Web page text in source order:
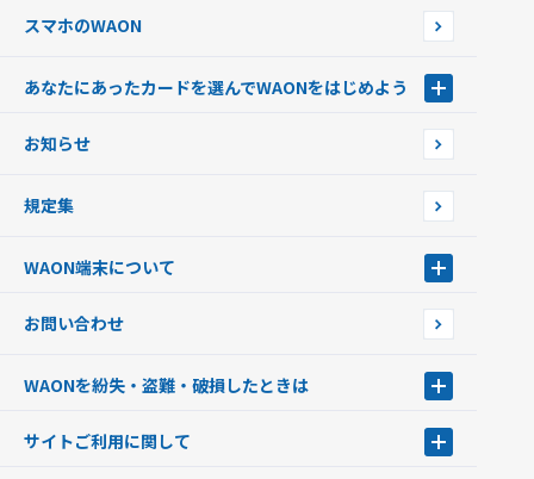
スマホのWAON
あなたにあったカードを選んでWAONをはじめよう
フードバンク応援WAON
ご当地WAON
G.G WAON
WAONカード・WAONカードプラス
モバイルWAON
提携WAONカード
お知らせ
規定集
WAON端末について
WAONネットステーション
新型WAONステーション
WAONチャージャーmini
お問い合わせ
WAONを紛失・盗難・破損したときは
WAONカードの拾得について
サイトご利用に関して